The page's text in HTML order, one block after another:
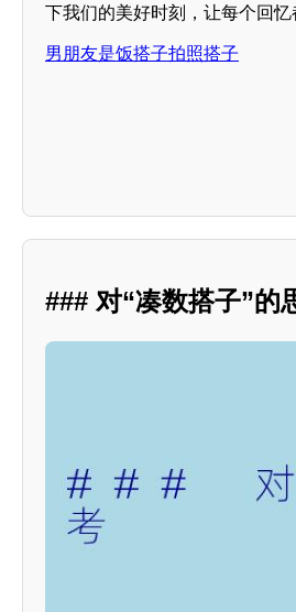
下我们的美好时刻，让每个回
男朋友是饭搭子拍照搭子
### 对“凑数搭子”的